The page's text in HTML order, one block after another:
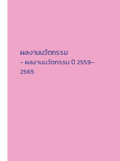
ผลงานนวัตกรรม
- ผลงานนวัตกรรม ปี 2559-
2565